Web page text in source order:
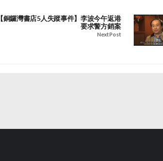
【銅鑼灣書店5人失蹤事件】李波今午返港
要求警方銷案
Next Post